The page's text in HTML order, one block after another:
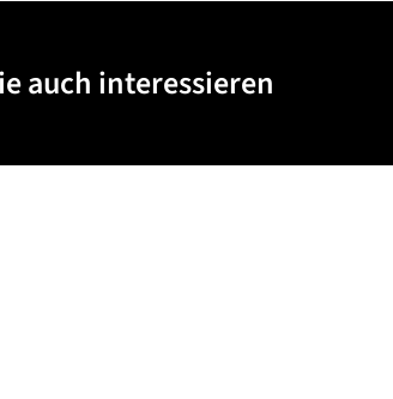
auch interessieren